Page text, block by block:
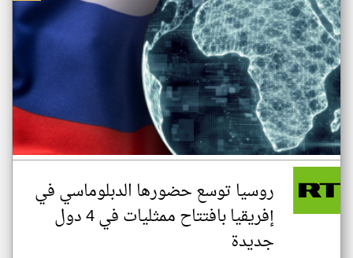
روسيا توسع حضورها الدبلوماسي في
إفريقيا بافتتاح ممثليات في 4 دول
جديدة